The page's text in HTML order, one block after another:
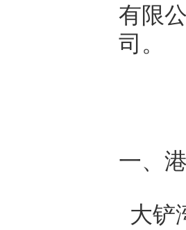
有限
司。
一、
大铲